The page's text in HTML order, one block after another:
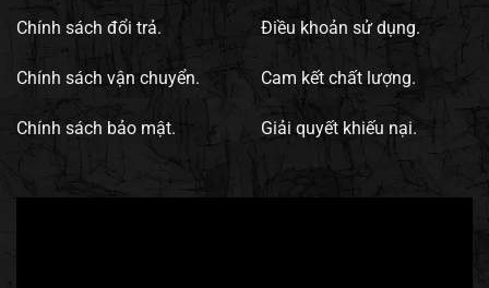
Chính sách đổi trả.
Chính sách vận chuyển.
Chính sách bảo mật.
Điều khoản sử dụng.
Cam kết chất lượng.
Giải quyết khiếu nại.